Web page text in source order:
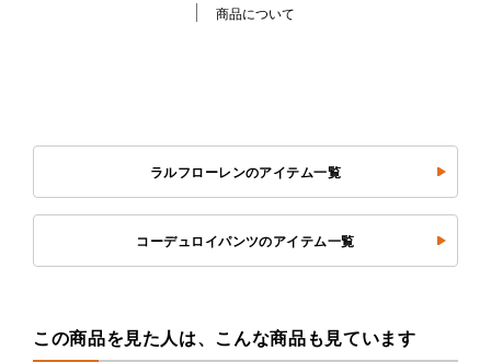
商品について
ラルフローレンのアイテム一覧
コーデュロイパンツのアイテム一覧
この商品を見た人は、こんな商品も見ています